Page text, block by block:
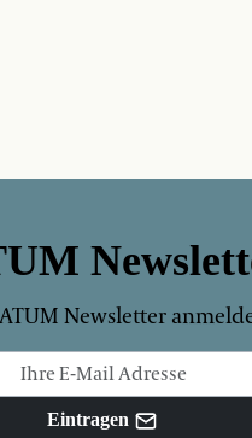
Newsletter
Eintragen